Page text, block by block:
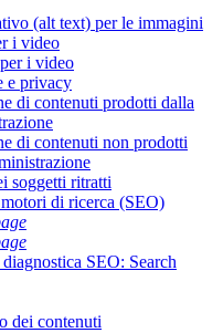
(alt text) per le immagini
i video
i video
e privacy
di contenuti prodotti dalla
di contenuti non prodotti
soggetti ritratti
di ricerca (SEO)
SEO: Search
dei contenuti